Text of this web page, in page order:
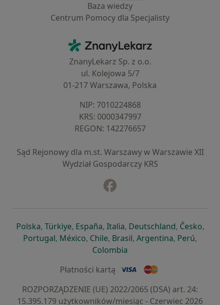
Baza wiedzy
Centrum Pomocy dla Specjalisty
ZnanyLekarz - Strona główna
ZnanyLekarz Sp. z o.o.
ul. Kolejowa 5/7
01-217 Warszawa, Polska
NIP: ⁠7010224868
KRS: ⁠0000347997
REGON: ⁠142276657
Sąd Rejonowy dla m.st. Warszawy w Warszawie XII
Wydział Gospodarczy KRS
Polskaotwiera się w nowej karcie
, Türkiyeotwiera się w nowej karcie
, Españaotwiera się w nowej karcie
, Italiaotwiera się w nowej
, Deutschlandotwiera się
, Česko,
Portugalotwiera się w nowej karcie
, Méxicootwiera się w nowej karcie
, Chileotwiera się w nowej karcie
, Brasilotwiera się w nowej
, Argentinaotwiera się
, Perú,
Colombia
Płatności kartą
ROZPORZĄDZENIE (UE) 2022/2065 (DSA) art. 24:
15.395.179 użytkowników/miesiąc - Czerwiec 2026